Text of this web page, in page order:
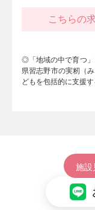
こちらの
◎「地域の中で育つ
県習志野市の実籾（
どもを包括的に支援
施設